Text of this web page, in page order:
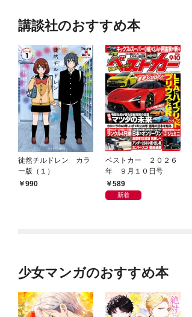
講談社のおすすめ本
徒然チルドレン カラ
ー版（１）
990
ベストカー ２０２６
年 ９月１０日号
589
新着
少女マンガのおすすめ本